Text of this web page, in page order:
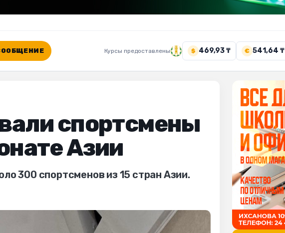
Курсы предоставлены $ 469,93 ₸ € 541,64 ₸
спортсмены
Азии
300 спортсменов из 15 стран Азии.